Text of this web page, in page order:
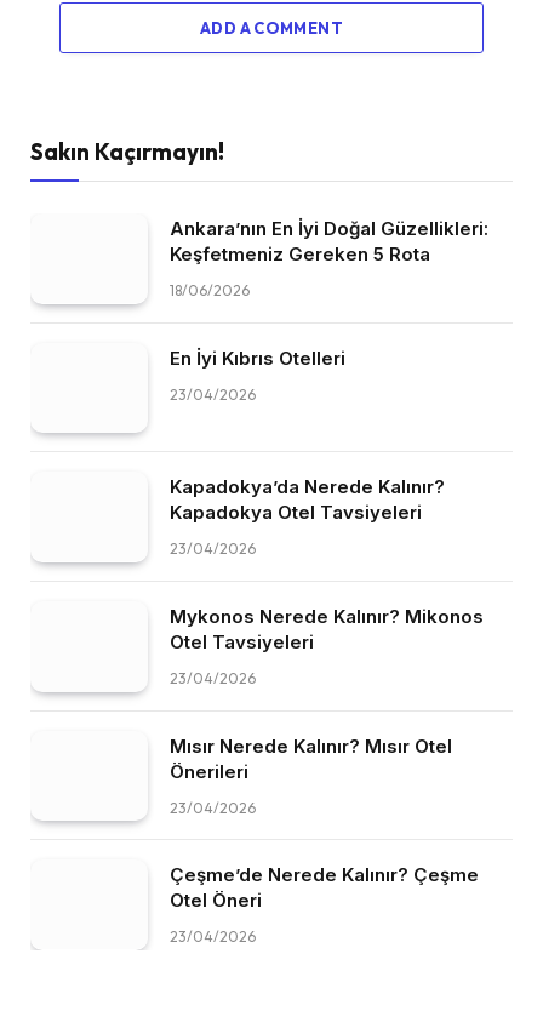
ADD A COMMENT
Sakın Kaçırmayın!
Ankara’nın En İyi Doğal Güzellikleri:
Keşfetmeniz Gereken 5 Rota
18/06/2026
En İyi Kıbrıs Otelleri
23/04/2026
Kapadokya’da Nerede Kalınır?
Kapadokya Otel Tavsiyeleri
23/04/2026
Mykonos Nerede Kalınır? Mikonos
Otel Tavsiyeleri
23/04/2026
Mısır Nerede Kalınır? Mısır Otel
Önerileri
23/04/2026
Çeşme’de Nerede Kalınır? Çeşme
Otel Öneri
23/04/2026